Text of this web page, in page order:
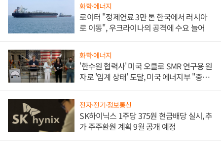
화학·에너지
로이터 "정제연료 3만 톤 한국에서 러시아
로 이동", 우크라이나의 공격에 수요 늘어
화학·에너지
'한수원 협력사' 미국 오클로 SMR 연구용 원
자로 '임계 상태' 도달, 미국 에너지부 "중요
전자·전기·정보통신
SK하이닉스 1주당 375원 현금배당 실시, 추
가 주주환원 계획 9월 공개 예정